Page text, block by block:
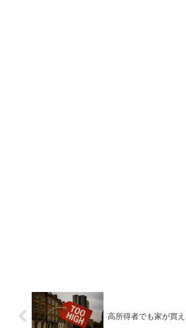
高所得者でも家が買